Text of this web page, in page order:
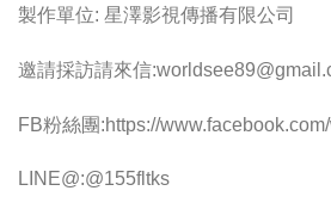
製作單位: 星澤影視傳播有限公司
邀請採訪請來信:
FB粉絲團:https://
LINE@:@155fltks